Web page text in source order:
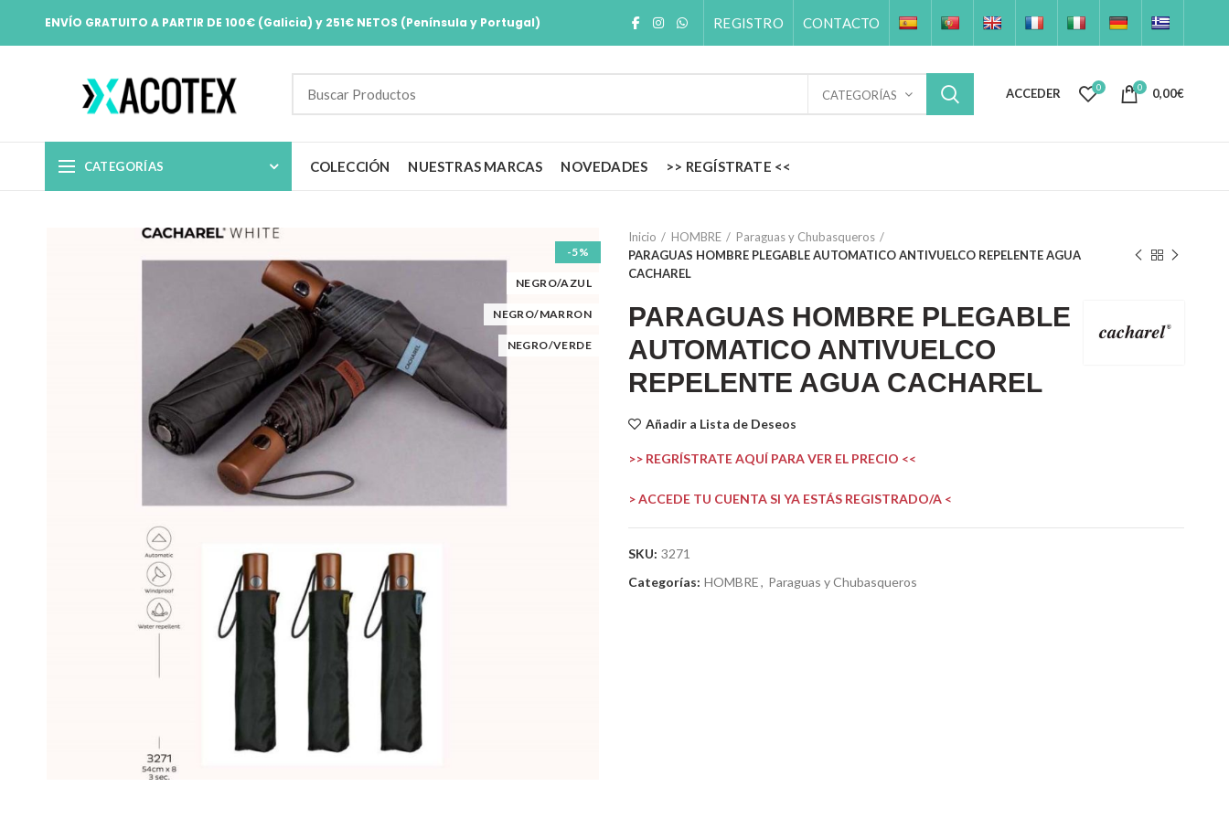
ENVÍO GRATUITO A PARTIR DE 100€ (Galicia) y 251€ NETOS (Península y Portugal) REGISTRO CONTACTO
CATEGORÍAS ACCEDER 0 0 0,00€
CATEGORÍAS COLECCIÓN NUESTRAS MARCAS NOVEDADES >> REGÍSTRATE <<
-5%
NEGRO/AZUL
NEGRO/MARRON
NEGRO/VERDE
Inicio HOMBRE
Paraguas y Chubasqueros
PARAGUAS HOMBRE PLEGABLE AUTOMATICO ANTIVUELCO REPELENTE AGUA
CACHAREL
PARAGUAS HOMBRE PLEGABLE
AUTOMATICO ANTIVUELCO
REPELENTE AGUA CACHAREL
Añadir a Lista de Deseos
>> REGRÍSTRATE AQUÍ PARA VER EL PRECIO <<
> ACCEDE TU CUENTA SI YA ESTÁS REGISTRADO/A <
SKU: 3271
Categorías: HOMBRE, Paraguas y Chubasqueros